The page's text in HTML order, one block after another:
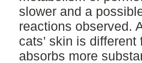
slower and a
reactions observed.
cats’ skin is
absorbs more